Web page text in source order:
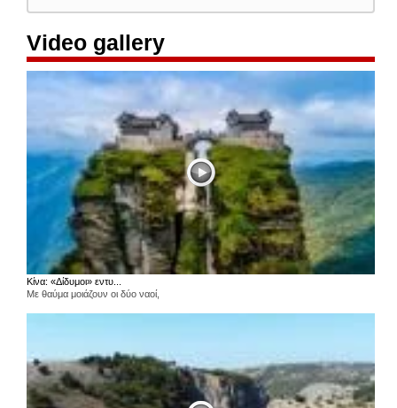
Video gallery
Κίνα: «Δίδυμοι» εντυ...
Με θαύμα μοιάζουν οι δύο ναοί,